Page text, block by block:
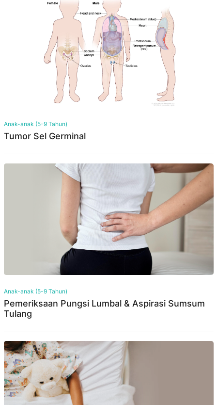
Anak-anak (5-9 Tahun)
Tumor Sel Germinal
Anak-anak (5-9 Tahun)
Pemeriksaan Pungsi Lumbal & Aspirasi Sumsum
Tulang